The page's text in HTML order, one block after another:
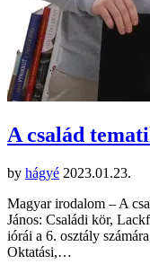
A család
by hágyé 2023.01.23.
Magyar irodalom – A
János: Családi kör,
iórái a 6. osztály
Oktatási,…